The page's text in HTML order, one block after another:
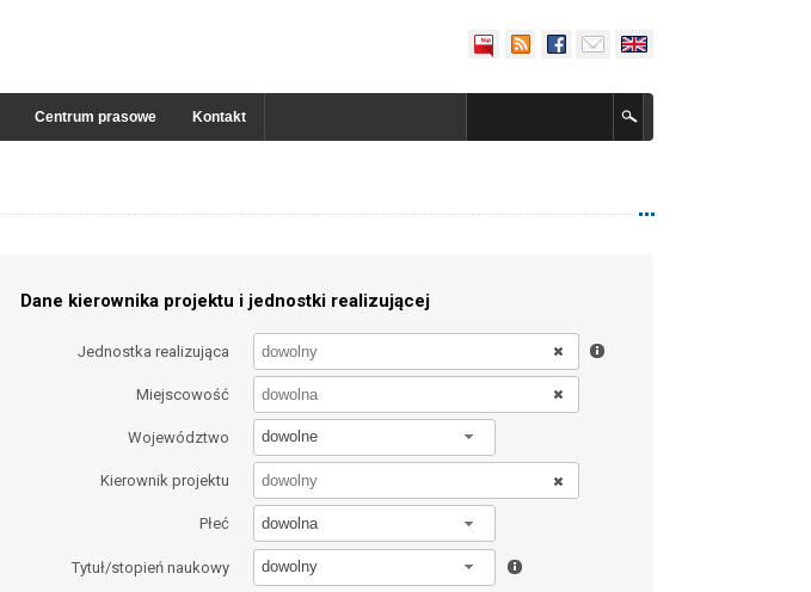
Centrum prasowe Kontakt
Dane kierownika projektu i jednostki realizującej
Jednostka realizująca
Miejscowość
Województwo dowolne
Kierownik projektu
Płeć dowolna
Tytuł/stopień naukowy dowolny